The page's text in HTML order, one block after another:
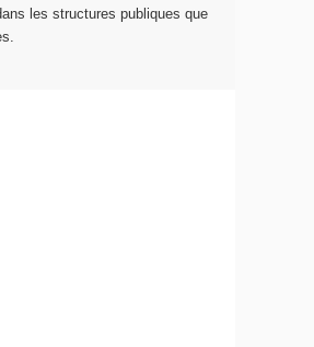
les structures publiques que